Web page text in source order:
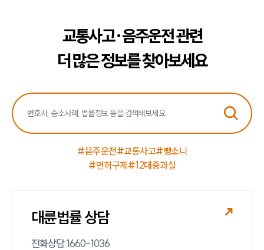
교통사고·음주운전 관련
더 많은 정보를 찾아보세요
#음주운전#교통사고#뺑소니
#면허구제#12대중과실
대륜법률 상담
전화상담 1660-1036